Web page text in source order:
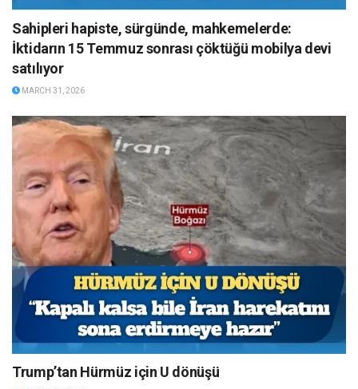
Sahipleri hapiste, sürgünde, mahkemelerde:
İktidarın 15 Temmuz sonrası çöktüğü mobilya devi
satılıyor
MARCH 31, 2026
Trump’tan Hürmüz için U dönüşü